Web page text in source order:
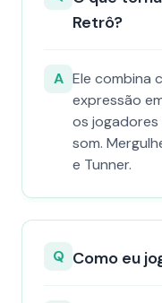
Retrô?
A Ele combina
expressão
os
som.
e Tunner.
Q Como eu